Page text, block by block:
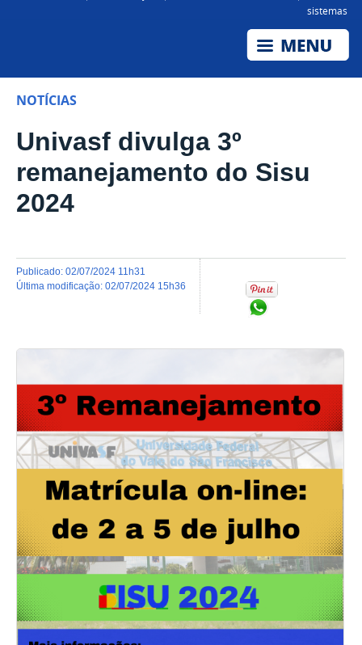
sistemas
NOTÍCIAS
Univasf divulga 3º
remanejamento do Sisu
2024
publicado: 02/07/2024 11h31
última modificação: 02/07/2024 15h36